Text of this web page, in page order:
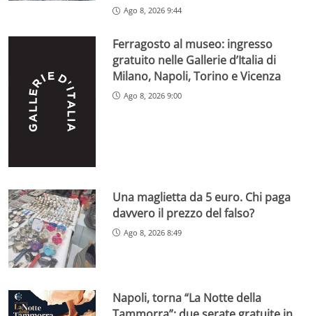
Ago 8, 2026 9:44
Ferragosto al museo: ingresso
gratuito nelle Gallerie d’Italia di
Milano, Napoli, Torino e Vicenza
Ago 8, 2026 9:00
Una maglietta da 5 euro. Chi paga
davvero il prezzo del falso?
Ago 8, 2026 8:49
Napoli, torna “La Notte della